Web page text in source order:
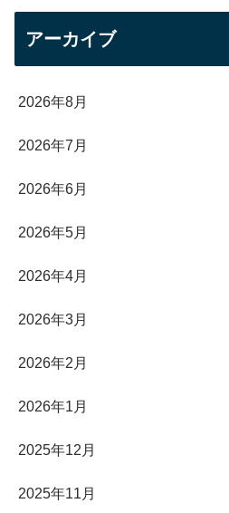
アーカイブ
2026年8月
2026年7月
2026年6月
2026年5月
2026年4月
2026年3月
2026年2月
2026年1月
2025年12月
2025年11月